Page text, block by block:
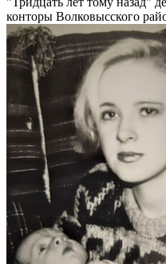
конторы Волковысского